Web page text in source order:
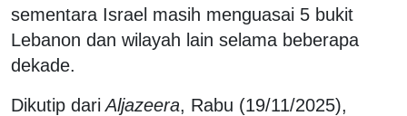
sementara Israel masih menguasai 5 bukit
Lebanon dan wilayah lain selama beberapa
dekade.
Dikutip dari Aljazeera, Rabu (19/11/2025),